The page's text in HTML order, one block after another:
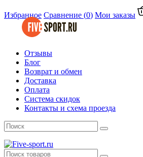
Избранное Сравнение (0) Мои заказы
Отзывы
Блог
Возврат и обмен
Доставка
Оплата
Система скидок
Контакты и схема проезда